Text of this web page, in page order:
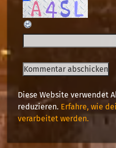
Diese Website verwendet
reduzieren. Erfahre, wie
verarbeitet werden.